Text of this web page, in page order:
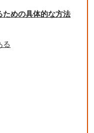
めの具体的な方法
る